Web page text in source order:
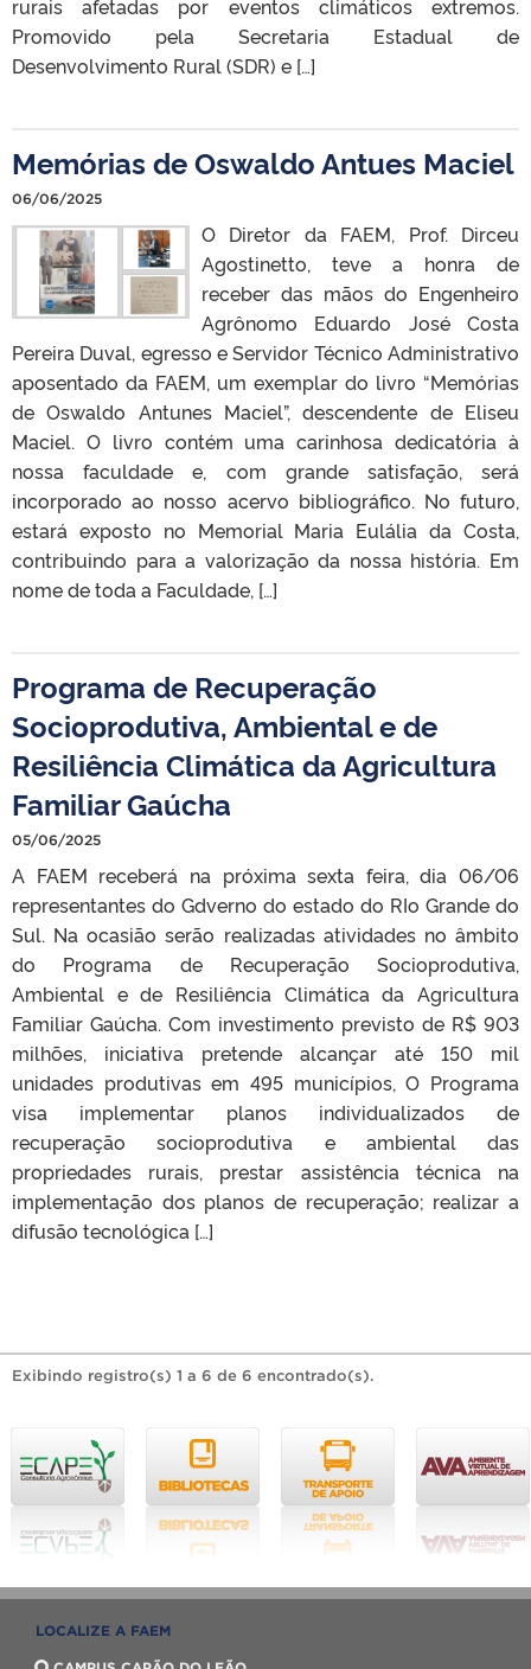
rurais afetadas por eventos climáticos extremos.
Promovido pela Secretaria Estadual de
Desenvolvimento Rural (SDR) e […]
Memórias de Oswaldo Antues Maciel
06/06/2025
O Diretor da FAEM, Prof. Dirceu
Agostinetto, teve a honra de
receber das mãos do Engenheiro
Agrônomo Eduardo José Costa
Pereira Duval, egresso e Servidor Técnico Administrativo
aposentado da FAEM, um exemplar do livro “Memórias
de Oswaldo Antunes Maciel”, descendente de Eliseu
Maciel. O livro contém uma carinhosa dedicatória à
nossa faculdade e, com grande satisfação, será
incorporado ao nosso acervo bibliográfico. No futuro,
estará exposto no Memorial Maria Eulália da Costa,
contribuindo para a valorização da nossa história. Em
nome de toda a Faculdade, […]
Programa de Recuperação
Socioprodutiva, Ambiental e de
Resiliência Climática da Agricultura
Familiar Gaúcha
05/06/2025
A FAEM receberá na próxima sexta feira, dia 06/06
representantes do Gdverno do estado do RIo Grande do
Sul. Na ocasião serão realizadas atividades no âmbito
do Programa de Recuperação Socioprodutiva,
Ambiental e de Resiliência Climática da Agricultura
Familiar Gaúcha. Com investimento previsto de R$ 903
milhões, iniciativa pretende alcançar até 150 mil
unidades produtivas em 495 municípios, O Programa
visa implementar planos individualizados de
recuperação socioprodutiva e ambiental das
propriedades rurais, prestar assistência técnica na
implementação dos planos de recuperação; realizar a
difusão tecnológica […]
Exibindo registro(s) 1 a 6 de 6 encontrado(s).
LOCALIZE A FAEM